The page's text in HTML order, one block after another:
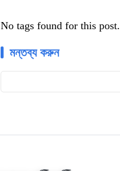
No tags found for this post.
মন্তব্য করুন